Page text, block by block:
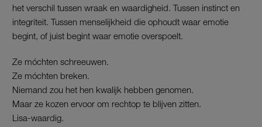
het verschil tussen wraak en waardigheid. Tussen instinct en
integriteit. Tussen menselijkheid die ophoudt waar emotie
begint, of juist begint waar emotie overspoelt.
Ze móchten schreeuwen.
Ze móchten breken.
Niemand zou het hen kwalijk hebben genomen.
Maar ze kozen ervoor om rechtop te blijven zitten.
Lisa-waardig.